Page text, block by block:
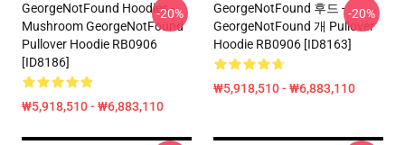
GeorgeNotFound Hoodies -
Mushroom GeorgeNotFound
Pullover Hoodie RB0906
[ID8186]
₩5,918,510 - ₩6,883,110
-20%
GeorgeNotFound 후드 -
GeorgeNotFound 개 Pullover
Hoodie RB0906 [ID8163]
₩5,918,510 - ₩6,883,110
-20%